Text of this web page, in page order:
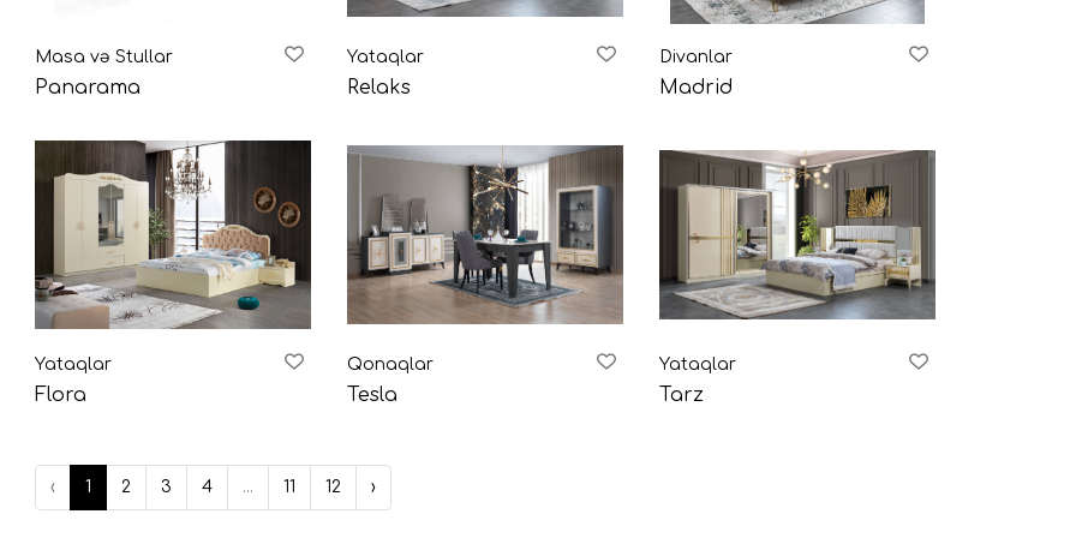
Masa və Stullar
Panarama
Yataqlar
Relaks
Divanlar
Madrid
Yataqlar
Flora
Qonaqlar
Tesla
Yataqlar
Tarz
‹ 1 2 3 4 ... 11 12 ›